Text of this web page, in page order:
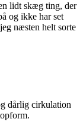
lidt skæg ting, der
og ikke har set
næsten helt sorte
dårlig cirkulation